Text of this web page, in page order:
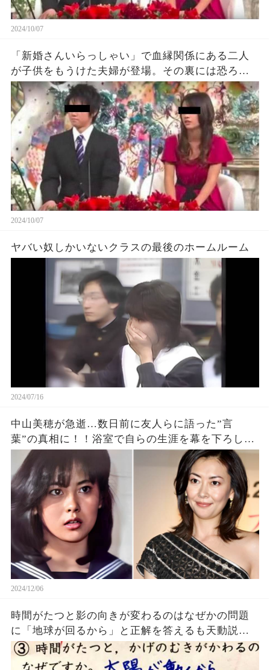
2024/10/07
「新婚さんいらっしゃい」で血縁関係にある二人
が子供をもうけた夫婦が登場。その裏には恐ろし
い事情が隠されている…
2024/10/07
ヤバい奴しかいないクラスの最後のホームルーム
2024/07/16
中山美穂が急逝…数日前に友人らに語った”言
葉”の真相に！！浴室で自らの生涯を幕を下ろした
真相、前兆の詳細があきらかに…【芸能】
2024/12/06
時間がたつと影の向きが変わるのはなぜかの問題
に「地球が回るから」と正解を答えるも天動説を
主張する先生に不正解にされてしまうｗｗｗ